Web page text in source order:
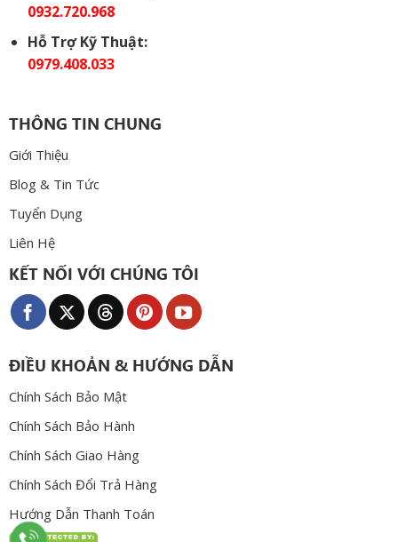
0932.720.968
Hỗ Trợ Kỹ Thuật:
0979.408.033
THÔNG TIN CHUNG
Giới Thiệu
Blog & Tin Tức
Tuyển Dụng
Liên Hệ
KẾT NỐI VỚI CHÚNG TÔI
ĐIỀU KHOẢN & HƯỚNG DẪN
Chính Sách Bảo Mật
Chính Sách Bảo Hành
Chính Sách Giao Hàng
Chính Sách Đổi Trả Hàng
Hướng Dẫn Thanh Toán